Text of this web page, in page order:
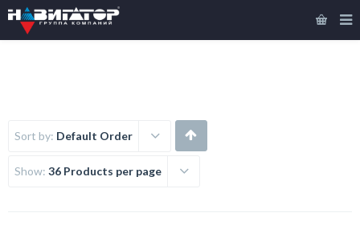
Sort by: Default Order
Show: 36 Products per page